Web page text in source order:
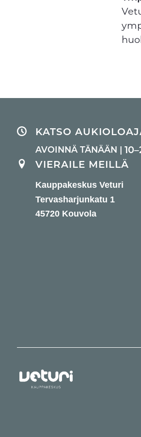
KATSO
AVOINNÄ TÄNÄÄN |
VIERAILE MEILLÄ
Kauppakeskus Veturi
Tervasharjunkatu 1
45720 Kouvola